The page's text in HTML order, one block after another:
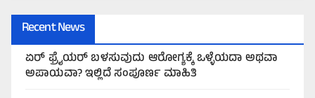
Recent News
ಏರ್‌ ಫ್ರೈಯರ್‌ ಬಳಸುವುದು ಆರೋಗ್ಯಕ್ಕೆ ಒಳ್ಳೆಯದಾ ಅಥವಾ
ಅಪಾಯವಾ? ಇಲ್ಲಿದೆ ಸಂಪೂರ್ಣ ಮಾಹಿತಿ